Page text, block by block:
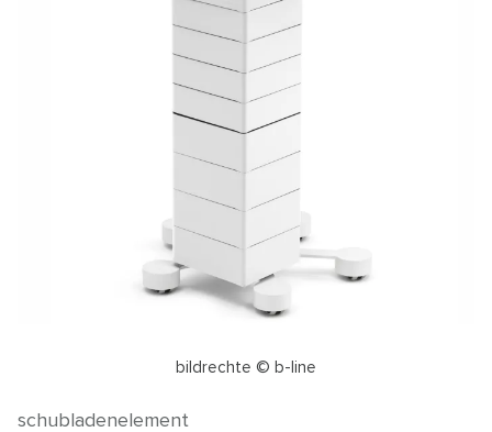
bildrechte © b-line
schubladenelement